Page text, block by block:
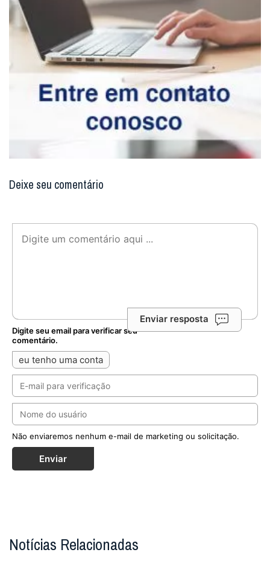
Deixe seu comentário
Enviar resposta
Digite seu email para verificar seu
comentário.
eu tenho uma conta
Não enviaremos nenhum e-mail de marketing ou solicitação.
Enviar
Notícias Relacionadas